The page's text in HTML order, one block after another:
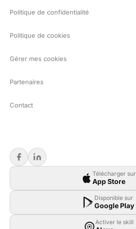
Politique de confidentialité
Politique de cookies
Gérer mes cookies
Partenaires
Contact
Télécharger sur
App Store
Disponible sur
Google Play
Activer le skill